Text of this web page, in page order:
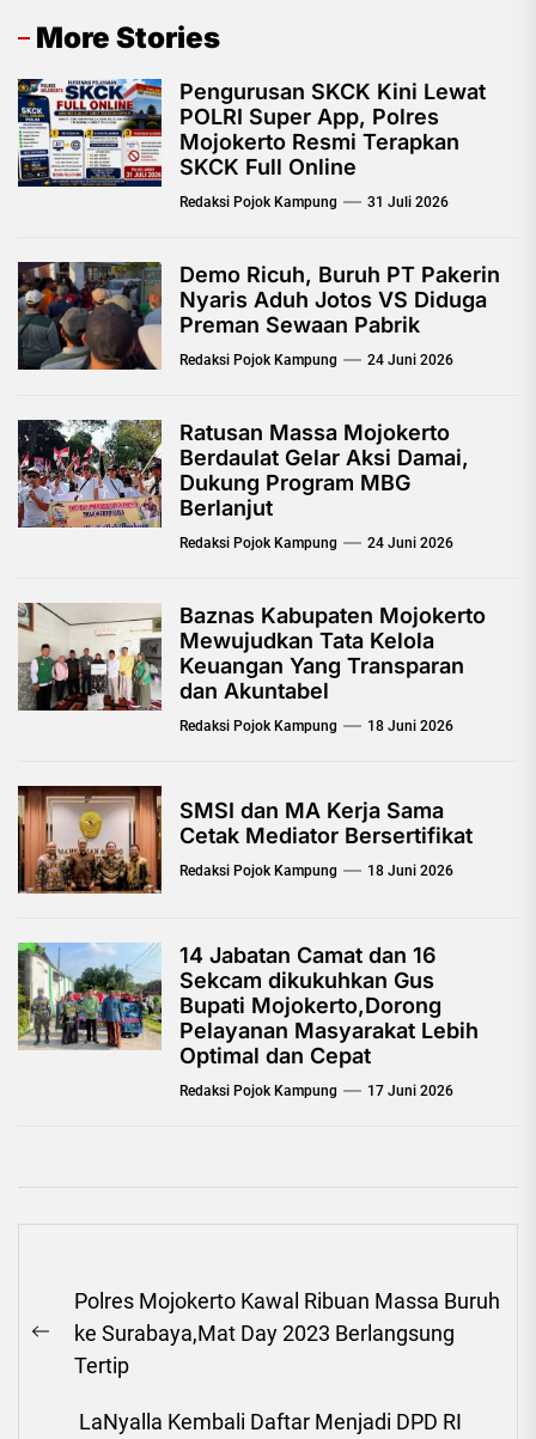
More Stories
Pengurusan SKCK Kini Lewat
POLRI Super App, Polres
Mojokerto Resmi Terapkan
SKCK Full Online
Redaksi Pojok Kampung 31 Juli 2026
Demo Ricuh, Buruh PT Pakerin
Nyaris Aduh Jotos VS Diduga
Preman Sewaan Pabrik
Redaksi Pojok Kampung 24 Juni 2026
Ratusan Massa Mojokerto
Berdaulat Gelar Aksi Damai,
Dukung Program MBG
Berlanjut
Redaksi Pojok Kampung 24 Juni 2026
Baznas Kabupaten Mojokerto
Mewujudkan Tata Kelola
Keuangan Yang Transparan
dan Akuntabel
Redaksi Pojok Kampung 18 Juni 2026
SMSI dan MA Kerja Sama
Cetak Mediator Bersertifikat
Redaksi Pojok Kampung 18 Juni 2026
14 Jabatan Camat dan 16
Sekcam dikukuhkan Gus
Bupati Mojokerto,Dorong
Pelayanan Masyarakat Lebih
Optimal dan Cepat
Redaksi Pojok Kampung 17 Juni 2026
pos
Previous
Polres Mojokerto Kawal Ribuan Massa Buruh
ke Surabaya,Mat Day 2023 Berlangsung
Tertip
LaNyalla Kembali Daftar Menjadi DPD RI